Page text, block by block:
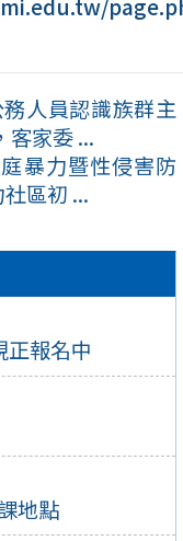
正報名中
地點
人員認識族群主
客家委 ...
暴力暨性侵害防
區初 ...